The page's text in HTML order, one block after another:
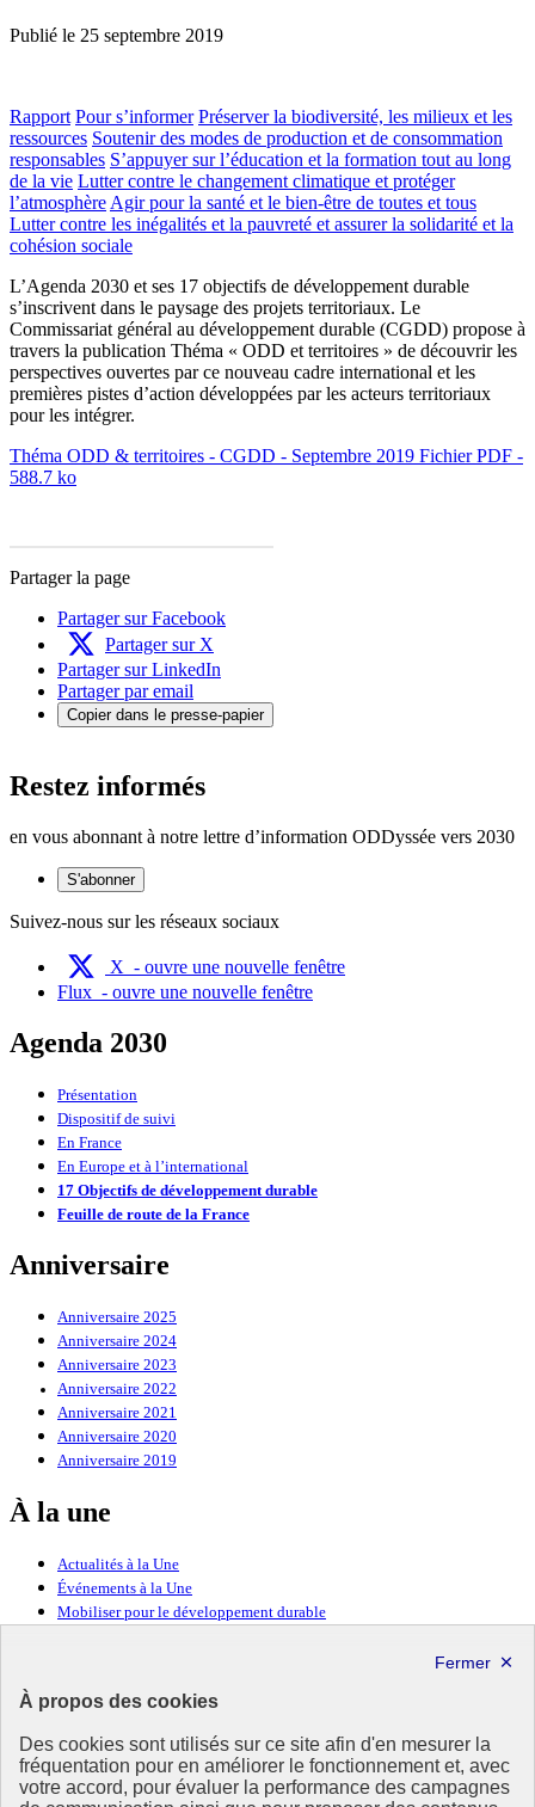
À propos des cookies
Des cookies sont utilisés sur ce site afin d'en mesurer la
fréquentation pour en améliorer le fonctionnement et, avec
votre accord, pour évaluer la performance des campagnes
Publié le 25 septembre 2019
Rapport Pour s’informer Préserver la biodiversité, les milieux et les
ressources Soutenir des modes de production et de consommation
responsables S’appuyer sur l’éducation et la formation tout au long
de la vie Lutter contre le changement climatique et protéger
l’atmosphère Agir pour la santé et le bien-être de toutes et tous
Lutter contre les inégalités et la pauvreté et assurer la solidarité et la
cohésion sociale
L’Agenda 2030 et ses 17 objectifs de développement durable
s’inscrivent dans le paysage des projets territoriaux. Le
Commissariat général au développement durable (CGDD) propose à
travers la publication Théma « ODD et territoires » de découvrir les
perspectives ouvertes par ce nouveau cadre international et les
premières pistes d’action développées par les acteurs territoriaux
pour les intégrer.
Théma ODD & territoires - CGDD - Septembre 2019 Fichier PDF -
588.7 ko
Partager la page
Partager sur Facebook
Partager sur X
Partager sur LinkedIn
Partager par email
Copier dans le presse-papier
Restez informés
en vous abonnant à notre lettre d’information ODDyssée vers 2030
S'abonner
Suivez-nous sur les réseaux sociaux
X - ouvre une nouvelle fenêtre
Flux - ouvre une nouvelle fenêtre
Agenda 2030
Présentation
Dispositif de suivi
En France
En Europe et à l’international
17 Objectifs de développement durable
Feuille de route de la France
Anniversaire
Anniversaire 2025
Anniversaire 2024
Anniversaire 2023
Anniversaire 2022
Anniversaire 2021
Anniversaire 2020
Anniversaire 2019
À la une
Actualités à la Une
Événements à la Une
Mobiliser pour le développement durable
Ressources
Ressources
La Méth’ODD